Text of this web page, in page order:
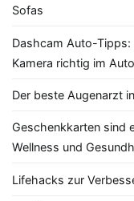
Sofas
Dashcam Auto-Tipps:
Kamera richtig im Auto
Der beste Augenarzt
Geschenkkarten sind
Wellness und
Lifehacks zur